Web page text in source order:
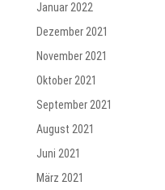
Januar 2022
Dezember 2021
November 2021
Oktober 2021
September 2021
August 2021
Juni 2021
März 2021